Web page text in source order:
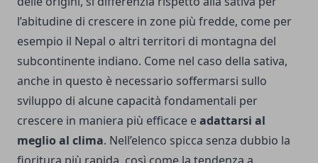
l’abitudine di crescere in zone più fredde, come per
esempio il Nepal o altri territori di montagna del
subcontinente indiano. Come nel caso della sativa,
anche in questo è necessario soffermarsi sullo
sviluppo di alcune capacità fondamentali per
crescere in maniera più efficace eadattarsi al
meglio al clima. Nell’elenco spicca senza dubbio la